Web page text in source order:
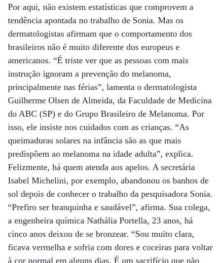
Por aqui, não existem estatísticas que comprovem a
tendência apontada no trabalho de Sonia. Mas os
dermatologistas afirmam que o comportamento dos
brasileiros não é muito diferente dos europeus e
americanos. “É triste ver que as pessoas com mais
instrução ignoram a prevenção do melanoma,
principalmente nas férias”, lamenta o dermatologista
Guilherme Olsen de Almeida, da Faculdade de Medicina
do ABC (SP) e do Grupo Brasileiro de Melanoma. Por
isso, ele insiste nos cuidados com as crianças. “As
queimaduras solares na infância são as que mais
predispõem ao melanoma na idade adulta”, explica.
Felizmente, há quem atenda aos apelos. A secretária
Isabel Michelini, por exemplo, abandonou os banhos de
sol depois de conhecer o trabalho da pesquisadora Sonia.
“Prefiro ser branquinha e saudável”, afirma. Sua colega,
a engenheira química Nathália Portella, 23 anos, há
cinco anos deixou de se bronzear. “Sou muito clara,
ficava vermelha e sofria com dores e coceiras para voltar
à cor normal em alguns dias. É um sacrifício que não